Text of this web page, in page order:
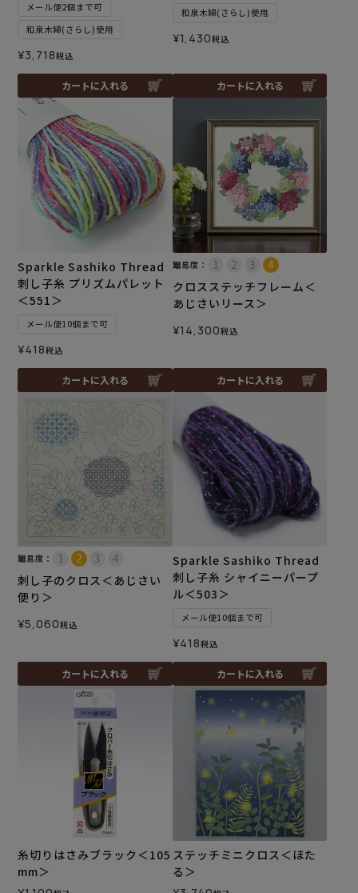
メール便2個まで可
和泉木綿(さらし)使用
¥3,718税込
カートに入れる
和泉木綿(さらし)使用
¥1,430税込
カートに入れる
Sparkle Sashiko Thread
刺し子糸 プリズムパレット
＜551＞
メール便10個まで可
¥418税込
カートに入れる
難易度：
クロスステッチフレーム＜
あじさいリース＞
¥14,300税込
カートに入れる
難易度：
刺し子のクロス＜あじさい
便り＞
¥5,060税込
カートに入れる
Sparkle Sashiko Thread
刺し子糸 シャイニーパープ
ル＜503＞
メール便10個まで可
¥418税込
カートに入れる
糸切りはさみブラック＜105
mm＞
ステッチミニクロス＜ほた
る＞